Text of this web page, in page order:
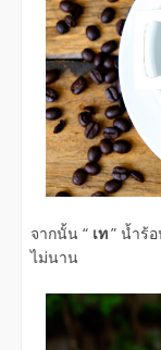
จากนั้น “ เท” น้ำร้
ไม่นาน